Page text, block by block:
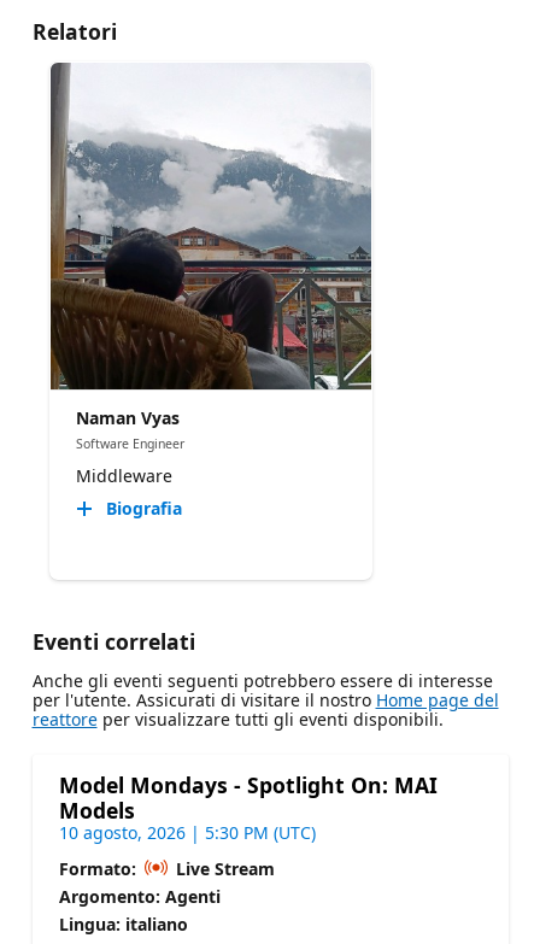
Relatori
Naman Vyas
Software Engineer
Middleware
Biografia
Eventi correlati
Anche gli eventi seguenti potrebbero essere di interesse
per l'utente. Assicurati di visitare il nostro Home page del
reattoreper visualizzare tutti gli eventi disponibili.
Model Mondays - Spotlight On: MAI
Models
10 agosto, 2026 | 5:30 PM (UTC)
Formato:
Live Stream
Argomento: Agenti
Lingua: italiano